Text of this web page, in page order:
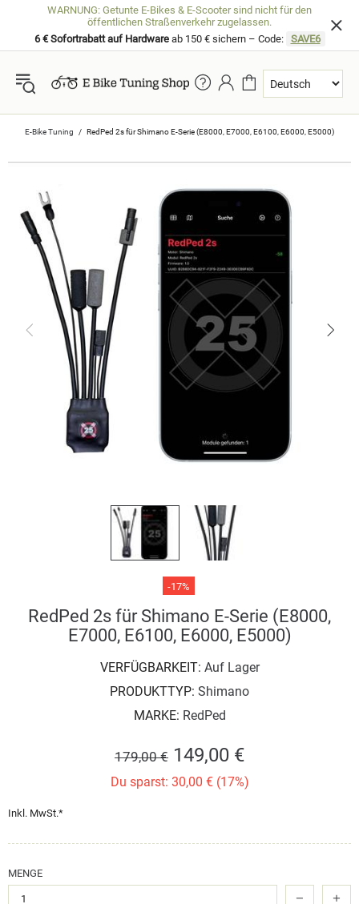
WARNUNG: Getunte E-Bikes & E-Scooter sind nicht für den
öffentlichen Straßenverkehr zugelassen.
6 € Sofortrabatt auf Hardwareab 150 € sichern – Code: SAVE6
E-Bike Tuning RedPed 2s für Shimano E-Serie (E8000, E7000, E6100, E6000, E5000)
-17%
RedPed 2s für Shimano E-Serie (E8000,
E7000, E6100, E6000, E5000)
VERFÜGBARKEIT: Auf Lager
PRODUKTTYP: Shimano
MARKE: RedPed
179,00 € 149,00 €
Du sparst: 30,00 € (17%)
Inkl. MwSt.*
MENGE